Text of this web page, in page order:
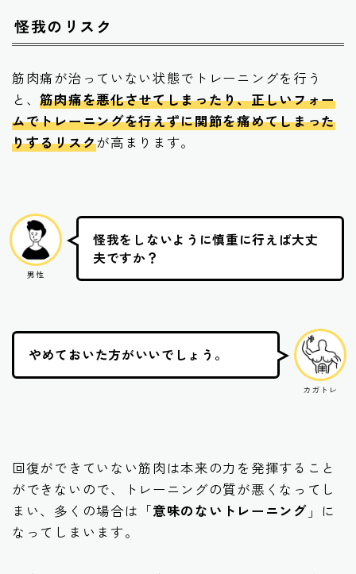
怪我のリスク
筋肉痛が治っていない状態でトレーニングを行う
と、筋肉痛を悪化させてしまったり、正しいフォー
ムでトレーニングを行えずに関節を痛めてしまった
りするリスクが高まります。
男性
怪我をしないように慎重に行えば大丈
夫ですか？
カガトレ
やめておいた方がいいでしょう。
回復ができていない筋肉は本来の力を発揮すること
ができないので、トレーニングの質が悪くなってし
まい、多くの場合は「意味のないトレーニング 」に
なってしまいます。